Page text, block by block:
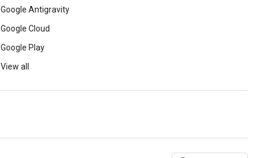
Google Antigravity
Google Cloud
Google Play
View all